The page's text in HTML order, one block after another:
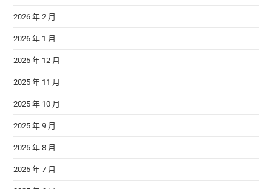
2026 年 2 月
2026 年 1 月
2025 年 12 月
2025 年 11 月
2025 年 10 月
2025 年 9 月
2025 年 8 月
2025 年 7 月